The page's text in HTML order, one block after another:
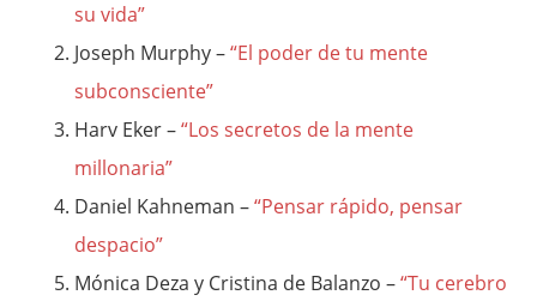
su vida”
Joseph Murphy –“El poder de tu mente
subconsciente”
Harv Eker –“Los secretos de la mente
millonaria”
Daniel Kahneman –“Pensar rápido, pensar
despacio”
Mónica Deza y Cristina de Balanzo –“Tu cerebro